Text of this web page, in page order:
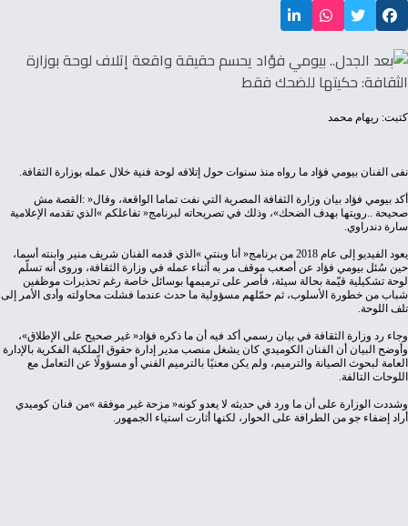
كتبت: ريهام محمد
نفى‭ ‬الفنان‭ ‬بيومي‭ ‬فؤاد‭ ‬ما‭ ‬رواه‭ ‬منذ‭ ‬سنوات‭ ‬حول‭ ‬إتلافه‭ ‬لوحة‭ ‬فنية‭ ‬خلال‭ ‬عمله‭ ‬بوزارة‭ ‬الثقافة‭.‬
‬سارة‭ ‬دندراوي‭.‬
‬تلف‭ ‬اللوحة‭.‬
‬اللوحات‭ ‬التالفة‭.‬
‬أراد‭ ‬إضفاء‭ ‬جو‭ ‬من‭ ‬الطرافة‭ ‬على‭ ‬الحوار،‭ ‬لكنها‭ ‬أثارت‭ ‬استياء‭ ‬الجمهور‭.‬